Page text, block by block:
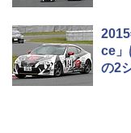
ce」
の2